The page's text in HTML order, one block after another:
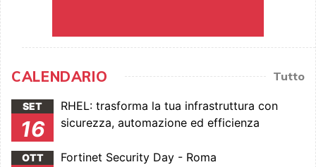
CALENDARIO Tutto
SET
16
RHEL: trasforma la tua infrastruttura con
sicurezza, automazione ed efficienza
OTT Fortinet Security Day - Roma